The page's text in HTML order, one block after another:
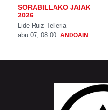
SORABILLAKO JAIAK
2026
Lide Ruiz Telleria
abu 07, 08:00 ANDOAIN